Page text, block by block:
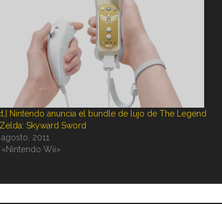
Nintendo anuncia el bundle de lujo de The Legend
Skyward Sword
2011
«Nintendo Wii»